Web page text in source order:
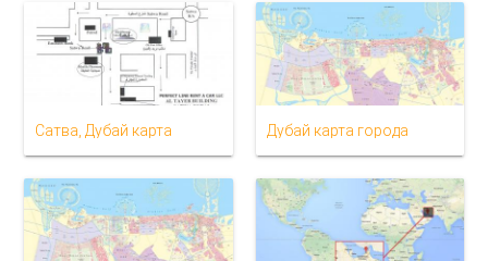
Сатва, Дубай карта Дубай карта города